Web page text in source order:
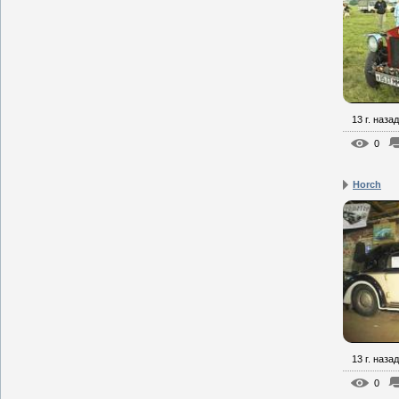
13 г. назад
0
Horch
13 г. назад
0